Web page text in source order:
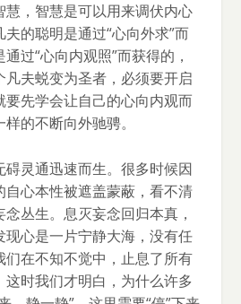
慧，智慧是可以用来调伏内心
的聪明是通过“心向外求”而
过“心向内观照”而获得的，
夫蜕变为圣者，必须要开启
要先学会让自己的心向内观而
的不断向外驰骋。
碍灵通迅速而生。很多时候因
自心本性被遮盖蒙蔽，看不清
丛生。息灭妄念回归本真，
现心是一片宁静大海，没有任
们在不知不觉中，止息了所有
时我们才明白，为什么许多